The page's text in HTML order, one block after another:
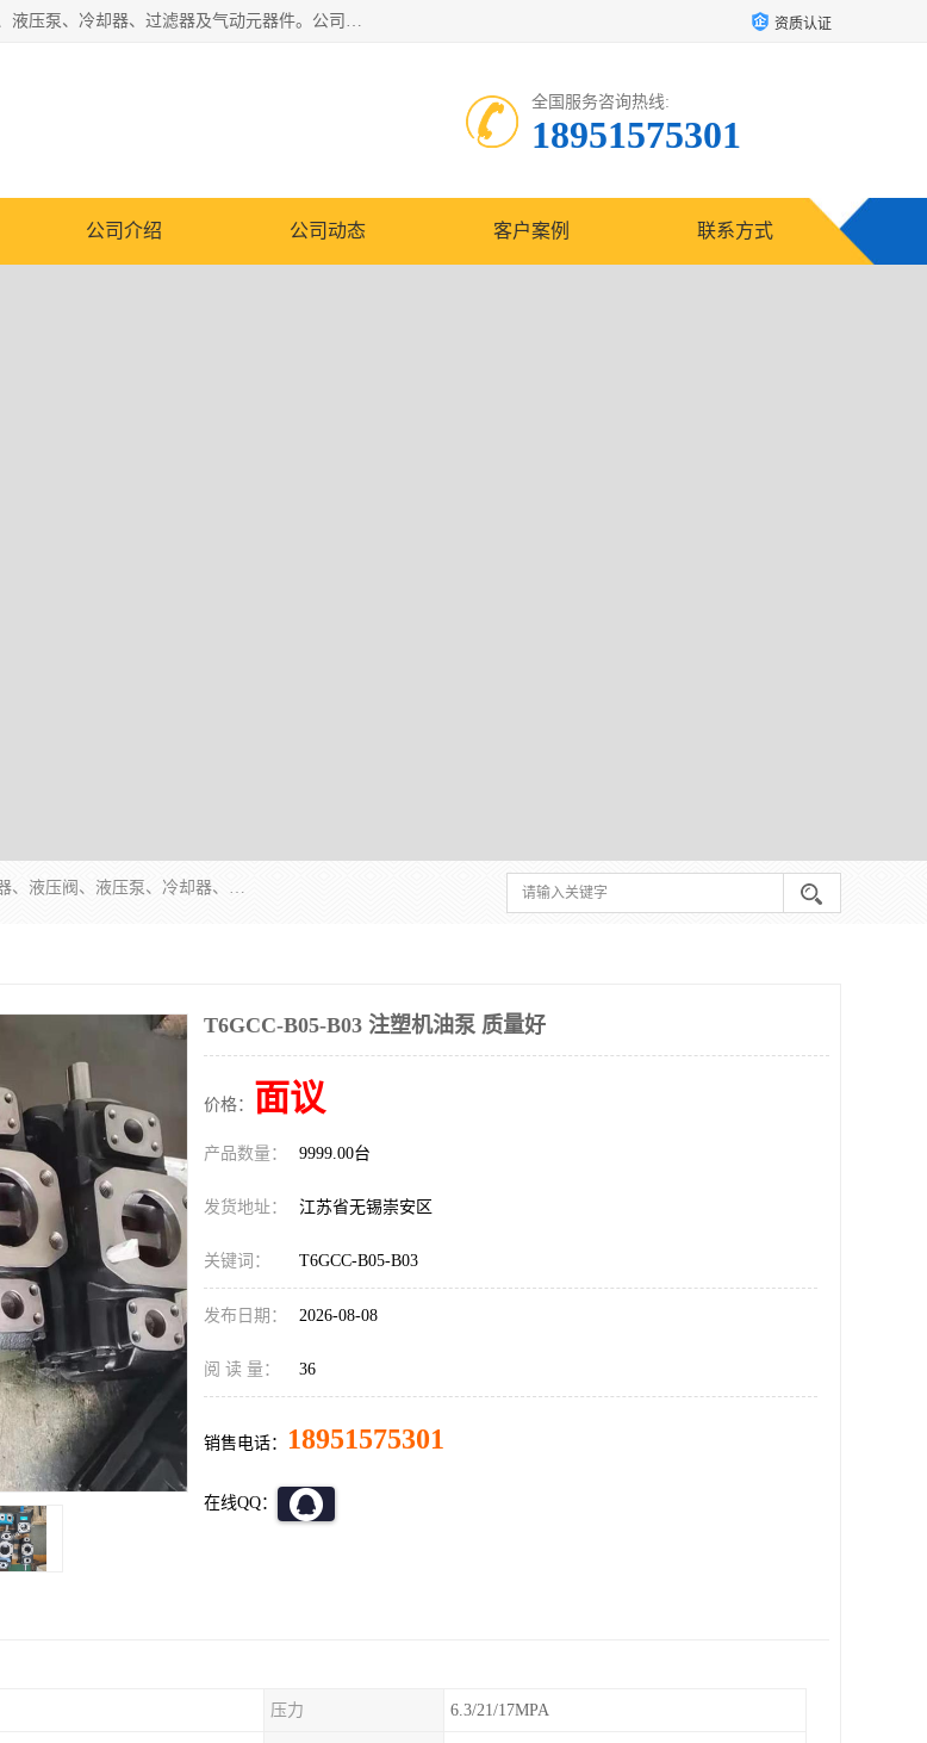
无锡凯乐福智能科技有限公司主营产品：打包机油泵、风冷式油冷却器、液压阀、液压泵、冷却器、过滤器及气动元器件。公司主导生产齿轮泵、齿轮马达、液压阀等产品。共计100多个系列、3000余种规格。覆盖了液压系统的动力元件、控制元件和执行元件，具备较强的成套供货、服务能力。 资质认证
全国服务咨询热线:
18951575301
公司介绍 公司动态 客户案例 联系方式
无锡凯乐福智能科技有限公司主营产品：打包机油泵、风冷式油冷却器、液压阀、液压泵、冷却器、过滤器及气动元器件。公司主导生产齿轮泵、齿轮马达、液压阀等产品。共计100多个系列、3000余种规格。覆盖了液压系统的动力元件、控制元件和执行元件，具备较强的成套供货、服务能力。
T6GCC-B05-B03 注塑机油泵 质量好
价格： 面议
产品数量： 9999.00台
发货地址： 江苏省无锡崇安区
关键词： T6GCC-B05-B03
发布日期： 2026-08-08
阅 读 量： 36
销售电话： 18951575301
在线QQ：
压力 6.3/21/17MPA